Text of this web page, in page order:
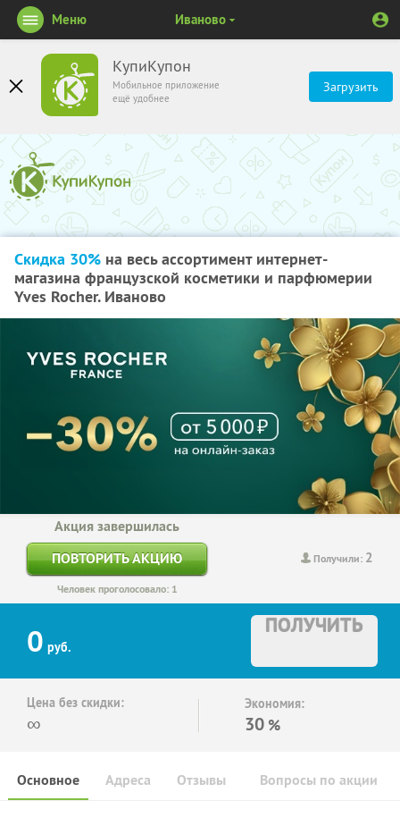
КупиКупон
Мобильное приложение
ещё удобнее
Загрузить
Меню Иваново
Скидка 30% на весь ассортимент интернет-
магазина французской косметики и парфюмерии
Yves Rocher. Иваново
Получили: 2
Акция завершилась
ПОВТОРИТЬ АКЦИЮ
Человек проголосовало: 1
0 руб.
ПОЛУЧИТЬ
Цена без скидки:
∞
Экономия:
30 %
Основное Отзывы Вопросы по акции
Адреса